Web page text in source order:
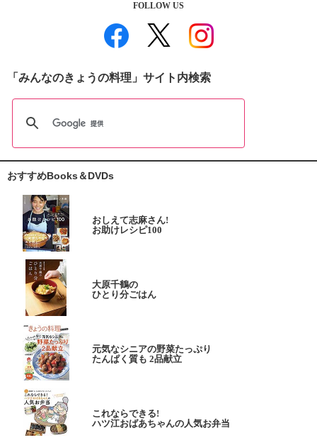
FOLLOW US
「みんなのきょうの料理」サイト内検索
おすすめBooks＆DVDs
おしえて志麻さん!
お助けレシピ100
大原千鶴の
ひとり分ごはん
元気なシニアの野菜たっぷり
たんぱく質も 2品献立
これならできる!
ハツ江おばあちゃんの人気お弁当